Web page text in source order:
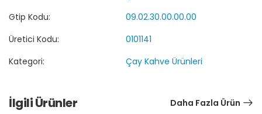
Gtip Kodu:
09.02.30.00.00.00
Üretici Kodu:
0101141
Kategori:
Çay Kahve Ürünleri
İlgili Ürünler Daha Fazla Ürün